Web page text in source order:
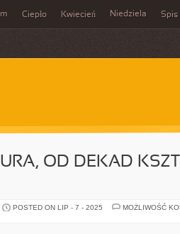
Ciepło Kwiecień Niedziela Spis
OD DEKAD
POSTED ON LIP - 7 - 2025
MOŻLIWOŚĆ